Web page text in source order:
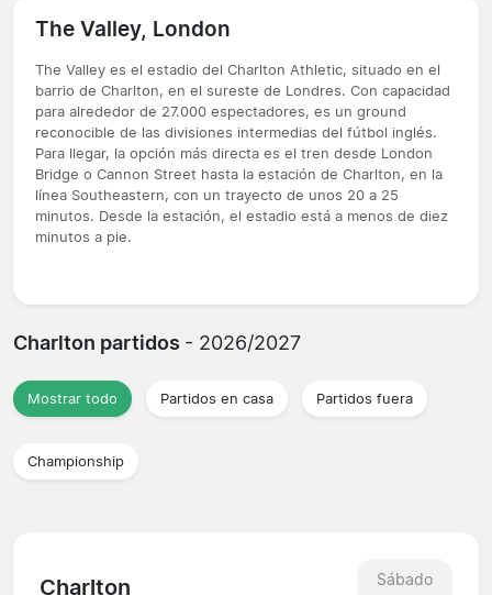
The Valley, London
The Valley es el estadio del Charlton Athletic, situado en el
barrio de Charlton, en el sureste de Londres. Con capacidad
para alrededor de 27.000 espectadores, es un ground
reconocible de las divisiones intermedias del fútbol inglés.
Para llegar, la opción más directa es el tren desde London
Bridge o Cannon Street hasta la estación de Charlton, en la
línea Southeastern, con un trayecto de unos 20 a 25
minutos. Desde la estación, el estadio está a menos de diez
minutos a pie.
Charlton partidos - 2026/2027
Mostrar todo Partidos en casa Partidos fuera
Championship
Charlton
Sábado